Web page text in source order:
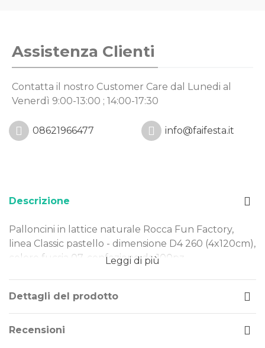
Assistenza Clienti
Contatta il nostro Customer Care dal Lunedi al
Venerdì 9:00-13:00 ; 14:00-17:30
08621966477 info@faifesta.it
Descrizione
Palloncini in lattice naturale Rocca Fun Factory,
linea Classic pastello - dimensione D4 260 (4x120cm),
colore fucsia 07, confezione da 100pz.
Dimensione: D4 260 (4x120cm)
Tipo Colore: pastello
Gonfiaggio: aria
Leggi di più
Dettagli del prodotto
Recensioni